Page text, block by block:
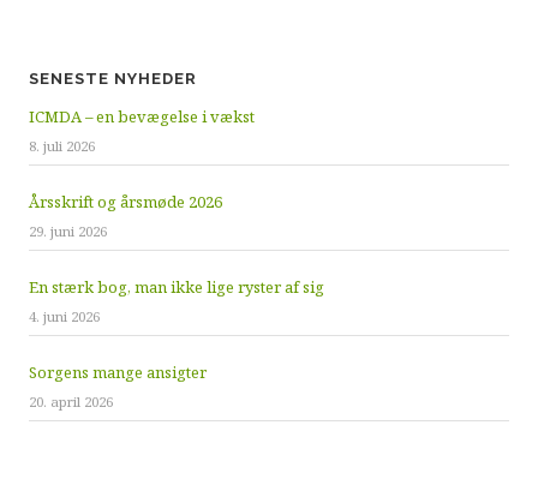
SENESTE NYHEDER
ICMDA – en bevægelse i vækst
8. juli 2026
Årsskrift og årsmøde 2026
29. juni 2026
En stærk bog, man ikke lige ryster af sig
4. juni 2026
Sorgens mange ansigter
20. april 2026